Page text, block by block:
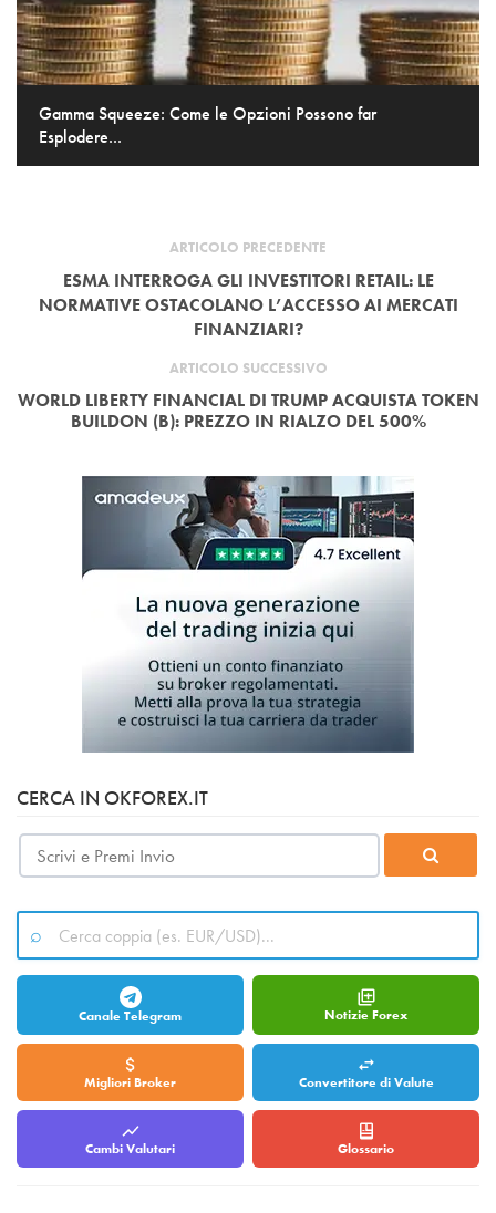
Gamma Squeeze: Come le Opzioni Possono far
Esplodere...
ARTICOLO PRECEDENTE
ESMA INTERROGA GLI INVESTITORI RETAIL: LE
NORMATIVE OSTACOLANO L’ACCESSO AI MERCATI
FINANZIARI?
ARTICOLO SUCCESSIVO
WORLD LIBERTY FINANCIAL DI TRUMP ACQUISTA TOKEN
BUILDON (B): PREZZO IN RIALZO DEL 500%
CERCA IN OKFOREX.IT
Canale Telegram Notizie Forex
Migliori Broker Convertitore di Valute
Cambi Valutari Glossario